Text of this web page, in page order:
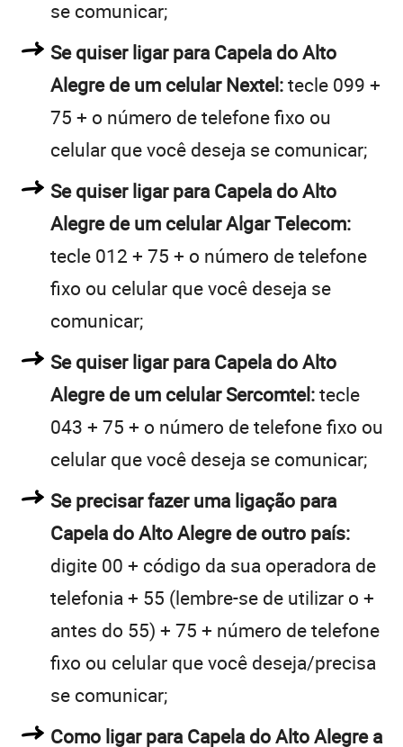
se comunicar;
Se quiser ligar para Capela do Alto
Alegre de um celular Nextel:tecle 099 +
75 + o número de telefone fixo ou
celular que você deseja se comunicar;
Se quiser ligar para Capela do Alto
Alegre de um celular Algar Telecom:
tecle 012 + 75 + o número de telefone
fixo ou celular que você deseja se
comunicar;
Se quiser ligar para Capela do Alto
Alegre de um celular Sercomtel:tecle
043 + 75 + o número de telefone fixo ou
celular que você deseja se comunicar;
Se precisar fazer uma ligação para
Capela do Alto Alegre de outro país:
digite 00 + código da sua operadora de
telefonia + 55 (lembre-se de utilizar o +
antes do 55) + 75 + número de telefone
fixo ou celular que você deseja/precisa
se comunicar;
Como ligar para Capela do Alto Alegre a